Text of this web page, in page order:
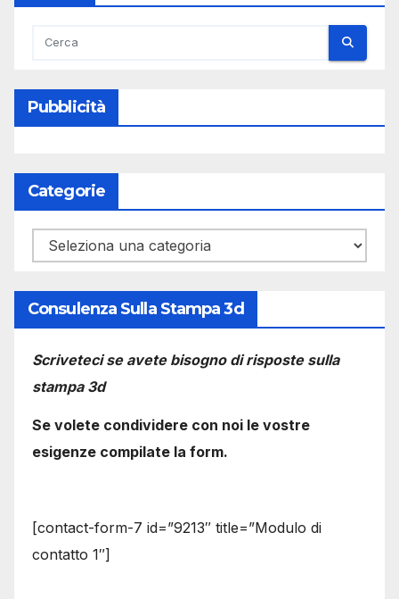
Pubblicità
Categorie
Categorie
Consulenza Sulla Stampa 3d
Scriveteci se avete bisogno di risposte sulla
stampa 3d
Se volete condividere con noi le vostre
esigenze compilate la form.
[contact-form-7 id=”9213″ title=”Modulo di
contatto 1″]